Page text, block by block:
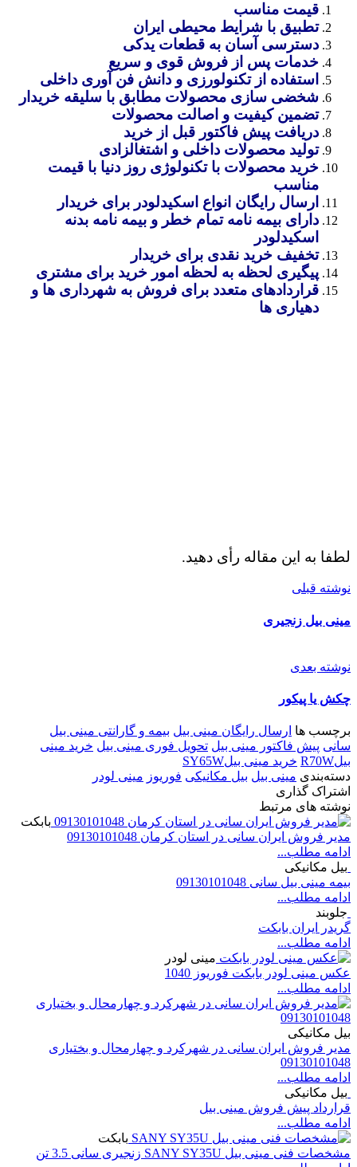
قیمت مناسب
تطبیق با شرایط محیطی ایران
دسترسی آسان به قطعات یدکی
خدمات پس از فروش قوی و سریع
استفاده از تکنولورزی و دانش فن آوری داخلی
شخضی سازی محصولات مطابق با سلیقه خریدار
تضمین کیفیت و اصالت محصولات
دریافت پیش فاکتور قبل از خرید
تولید محصولات داخلی و اشتغالزادی
خرید محصولات با تکنولوژی روز دنیا با قیمت
مناسب
ارسال رایگان انواع اسکیدلودر برای خریدار
دارای بیمه نامه تمام خطر و بیمه نامه بدنه
اسکیدلودر
تخفیف خرید نقدی برای خریدار
پیگیری لحظه به لحظه امور خرید برای مشتری
قراردادهای متعدد برای فروش به شهرداری ها و
دهیاری ها
لطفا به این مقاله رأی دهید.
نوشته قبلی
مینی بیل زنجیری
نوشته بعدی
چکش یا پیکور
برچسب ها ارسال رایگان مینی بیل بیمه و گارانتی مینی بیل
سانی پیش فاکتور مینی بیل تحویل فوری مینی بیل خرید مینی
بیلR70W
خرید مینی بیلSY65W
دسته‌بندی مینی بیل بیل مکانیکی فوریوز مینی لودر
اشتراک گذاری
نوشته های مرتبط
بابکت
مدیر فروش ایران سانی در استان کرمان 09130101048
ادامه مطلب...
بیل مکانیکی
بیمه مینی بیل سانی 09130101048
ادامه مطلب...
جلوبند
گریدر ایران بابکت
ادامه مطلب...
مینی لودر
عکس مینی لودر بابکت فوریوز 1040
ادامه مطلب...
بیل مکانیکی
مدیر فروش ایران سانی در شهرکرد و چهارمحال و بختیاری
09130101048
ادامه مطلب...
بیل مکانیکی
قرارداد پیش فروش مینی بیل
ادامه مطلب...
بابکت
مشخصات فنی مینی بیل SANY SY35U زنجیری سانی 3.5 تن